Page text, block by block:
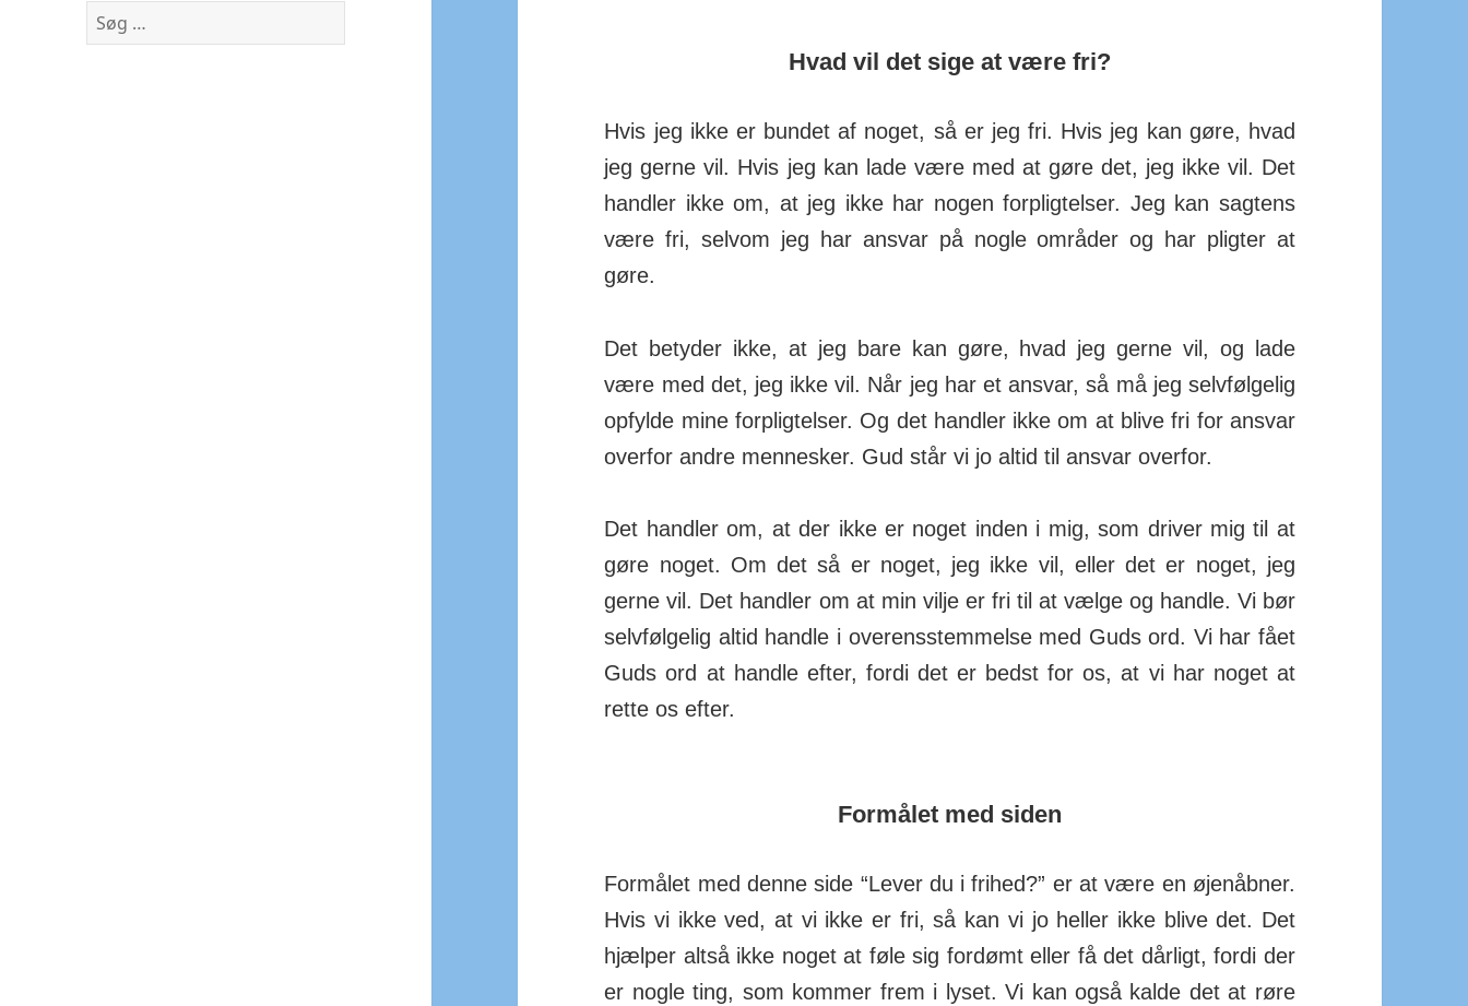
Søg
efter:
Hvad vil det sige at være fri?
Hvis jeg ikke er bundet af noget, så er jeg fri. Hvis jeg kan gøre, hvad
jeg gerne vil. Hvis jeg kan lade være med at gøre det, jeg ikke vil. Det
handler ikke om, at jeg ikke har nogen forpligtelser. Jeg kan sagtens
være fri, selvom jeg har ansvar på nogle områder og har pligter at
gøre.
Det betyder ikke, at jeg bare kan gøre, hvad jeg gerne vil, og lade
være med det, jeg ikke vil. Når jeg har et ansvar, så må jeg selvfølgelig
opfylde mine forpligtelser. Og det handler ikke om at blive fri for ansvar
overfor andre mennesker. Gud står vi jo altid til ansvar overfor.
Det handler om, at der ikke er noget inden i mig, som driver mig til at
gøre noget. Om det så er noget, jeg ikke vil, eller det er noget, jeg
gerne vil. Det handler om at min vilje er fri til at vælge og handle. Vi bør
selvfølgelig altid handle i overensstemmelse med Guds ord. Vi har fået
Guds ord at handle efter, fordi det er bedst for os, at vi har noget at
rette os efter.
Formålet med siden
Formålet med denne side “Lever du i frihed?” er at være en øjenåbner.
Hvis vi ikke ved, at vi ikke er fri, så kan vi jo heller ikke blive det. Det
hjælper altså ikke noget at føle sig fordømt eller få det dårligt, fordi der
er nogle ting, som kommer frem i lyset. Vi kan også kalde det at røre